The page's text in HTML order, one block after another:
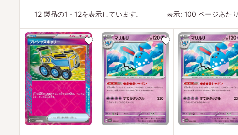
12 製品の1 - 12を表示しています。 表示: 100 ページあたり